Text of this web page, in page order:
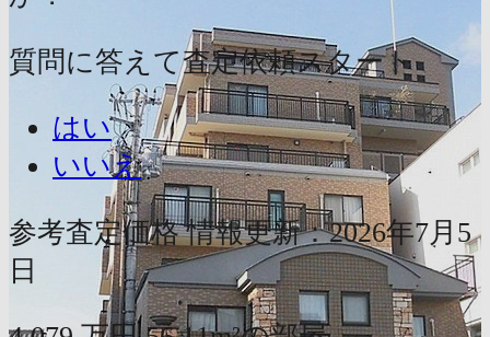
質問に答えて査定依頼スタート
はい
いいえ
参考査定価格 情報更新：2026年7月5
日